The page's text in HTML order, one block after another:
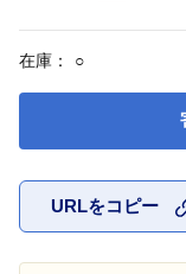
在庫： ○
URLをコピー